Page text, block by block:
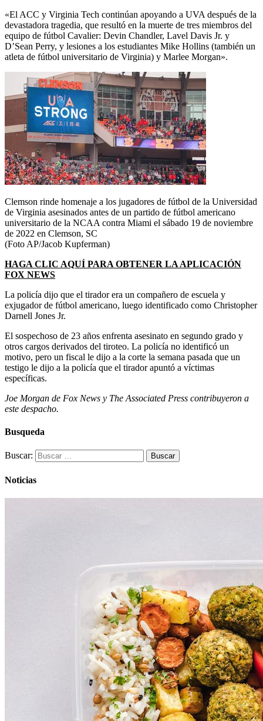
«El ACC y Virginia Tech continúan apoyando a UVA después de la
devastadora tragedia, que resultó en la muerte de tres miembros del
equipo de fútbol Cavalier: Devin Chandler, Lavel Davis Jr. y
D’Sean Perry, y lesiones a los estudiantes Mike Hollins (también un
atleta de fútbol universitario de Virginia) y Marlee Morgan».
Clemson rinde homenaje a los jugadores de fútbol de la Universidad
de Virginia asesinados antes de un partido de fútbol americano
universitario de la NCAA contra Miami el sábado 19 de noviembre
de 2022 en Clemson, SC
(Foto AP/Jacob Kupferman)
HAGA CLIC AQUÍ PARA OBTENER LA APLICACIÓN
FOX NEWS
La policía dijo que el tirador era un compañero de escuela y
exjugador de fútbol americano, luego identificado como Christopher
Darnell Jones Jr.
El sospechoso de 23 años enfrenta asesinato en segundo grado y
otros cargos derivados del tiroteo. La policía no identificó un
motivo, pero un fiscal le dijo a la corte la semana pasada que un
testigo le dijo a la policía que el tirador apuntó a víctimas
específicas.
Joe Morgan de Fox News y The Associated Press contribuyeron a
este despacho.
Busqueda
Buscar:
Noticias